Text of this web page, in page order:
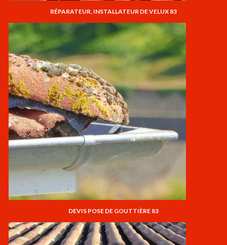
RÉPARATEUR, INSTALLATEUR DE VELUX 83
DEVIS POSE DE GOUTTIÈRE 83